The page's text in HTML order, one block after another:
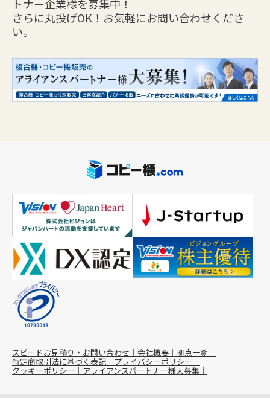
トナー企業様を募集中！
さらに丸投げOK！お気軽にお問い合わせくださ
い。
スピードお見積り・お問い合わせ 会社概要 拠点一覧
特定商取引法に基づく表記 プライバシーポリシー
クッキーポリシー アライアンスパートナー様大募集